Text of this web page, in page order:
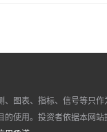
图表、指标、信号等只
使用。投资者依据本网